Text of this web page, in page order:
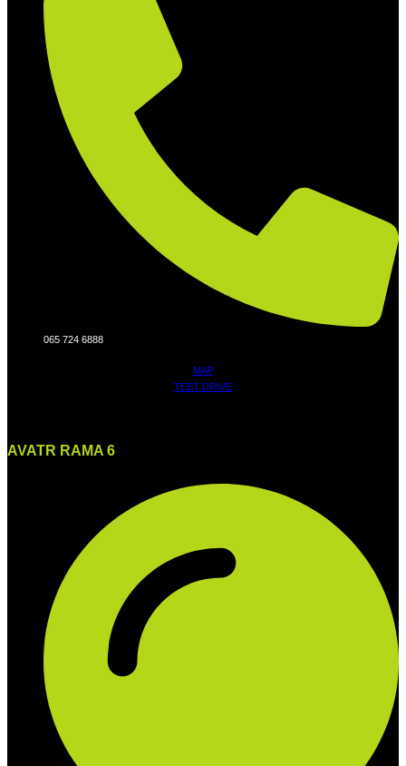
065 724 6888
MAP
TEST DRIVE
AVATR RAMA 6